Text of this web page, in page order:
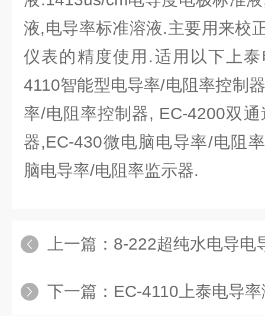
液,电导率标准溶液.主要用来校
仪表的精度使用.适用以下上
4110智能型电导率/电阻率控制
率/电阻率控制器, EC-4200双
器,EC-430微电脑电导率/电阻
脑电导率/电阻率监示器.
上一篇： 8-222超纯水电导电导
下一篇： EC-4110上泰电导